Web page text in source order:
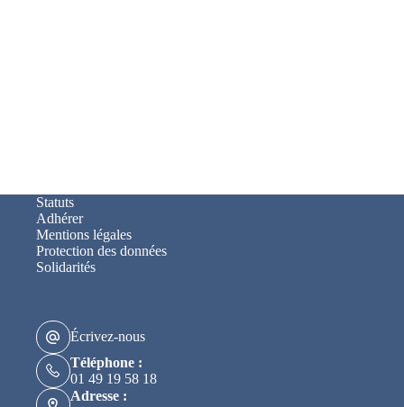
Statuts
Adhérer
Mentions légales
Protection des données
Solidarités
Écrivez-nous
Téléphone :
01 49 19 58 18
Adresse :